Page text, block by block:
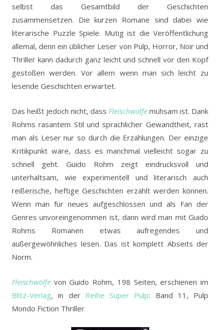
selbst das Gesamtbild der Geschichten
zusammensetzen. Die kurzen Romane sind dabei wie
literarische Puzzle Spiele. Mutig ist die Veröffentlichung
allemal, denn ein üblicher Leser von Pulp, Horror, Noir und
Thriller kann dadurch ganz leicht und schnell vor den Kopf
gestoßen werden. Vor allem wenn man sich leicht zu
lesende Geschichten erwartet.
Das heißt jedoch nicht, dass Fleischwölfe mühsam ist. Dank
Rohms rasantem Stil und sprachlicher Gewandtheit, rast
man als Leser nur so durch die Erzählungen. Der einzige
Kritikpunkt wäre, dass es manchmal vielleicht sogar zu
schnell geht. Guido Rohm zeigt eindrucksvoll und
unterhaltsam, wie experimentell und literarisch auch
reißerische, heftige Geschichten erzählt werden können.
Wenn man für neues aufgeschlossen und als Fan der
Genres unvoreingenommen ist, dann wird man mit Guido
Rohms Romanen etwas aufregendes und
außergewöhnliches lesen. Das ist komplett Abseits der
Norm.
Fleischwölfe von Guido Rohm, 198 Seiten, erschienen im
Blitz-Verlag, in der Reihe Super Pulp: Band 11, Pulp
Mondo Fiction Thriller